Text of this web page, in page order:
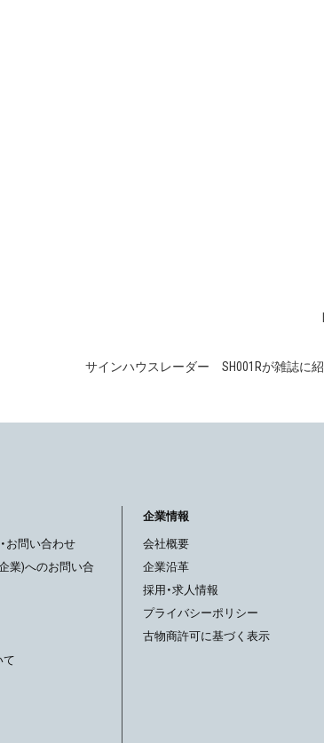
サインハウスレーダー SH001Rが雑誌に紹
お問い合わせ
業)へのお問い合
て
企業情報
会社概要
企業沿革
採用・求人情報
プライバシーポリシー
古物商許可に基づく表示